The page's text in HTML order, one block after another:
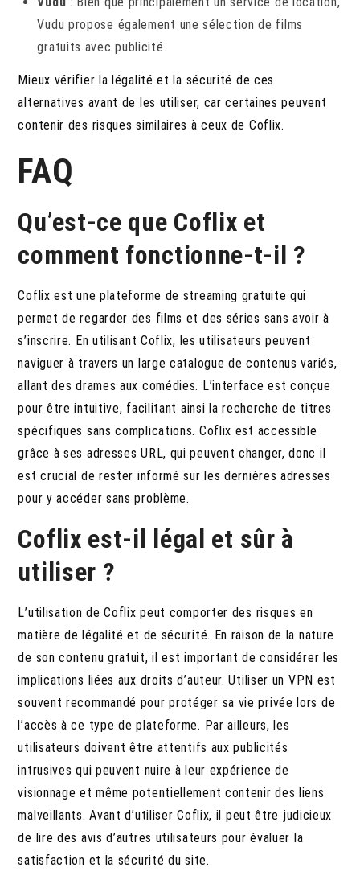
Vudu propose également une sélection de films
gratuits avec publicité.
Mieux vérifier la légalité et la sécurité de ces
alternatives avant de les utiliser, car certaines peuvent
contenir des risques similaires à ceux de Coflix.
FAQ
Qu’est-ce que Coflix et
comment fonctionne-t-il ?
Coflix est une plateforme de streaming gratuite qui
permet de regarder des films et des séries sans avoir à
s’inscrire. En utilisant Coflix, les utilisateurs peuvent
naviguer à travers un large catalogue de contenus variés,
allant des drames aux comédies. L’interface est conçue
pour être intuitive, facilitant ainsi la recherche de titres
spécifiques sans complications. Coflix est accessible
grâce à ses adresses URL, qui peuvent changer, donc il
est crucial de rester informé sur les dernières adresses
pour y accéder sans problème.
Coflix est-il légal et sûr à
utiliser ?
L’utilisation de Coflix peut comporter des risques en
matière de légalité et de sécurité. En raison de la nature
de son contenu gratuit, il est important de considérer les
implications liées aux droits d’auteur. Utiliser un VPN est
souvent recommandé pour protéger sa vie privée lors de
l’accès à ce type de plateforme. Par ailleurs, les
utilisateurs doivent être attentifs aux publicités
intrusives qui peuvent nuire à leur expérience de
visionnage et même potentiellement contenir des liens
malveillants. Avant d’utiliser Coflix, il peut être judicieux
de lire des avis d’autres utilisateurs pour évaluer la
satisfaction et la sécurité du site.